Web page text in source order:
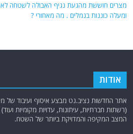
מצרים חוששת מהגעת נגיף האבולה לשטחה
ומעלה כוננות בנמלים . מה מאחורי ?
אודות
אתר החדשות נציב.נט מבצע איסוף ועיבוד של
(רשתות חברתיות, עיתונות, עדויות מקומיות
המצב המקיפה והמדויקת ביותר של השטח.